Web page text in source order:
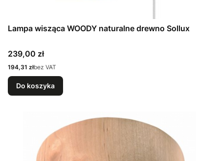
Lampa wisząca WOODY naturalne drewno Sollux
Cena
239,00 zł
Cena
194,31 złbez VAT
Do koszyka